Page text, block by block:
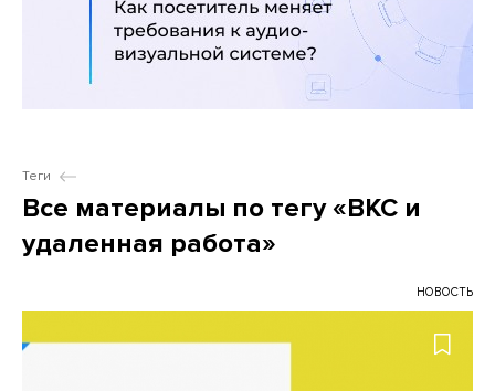
Теги
Все материалы по тегу «ВКС и
удаленная работа»
НОВОСТЬ